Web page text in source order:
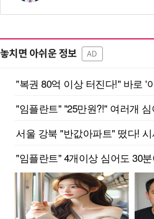
놓치면 아쉬운 정보 AD